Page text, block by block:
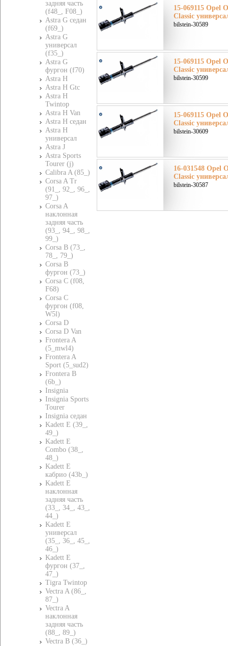
задняя часть
(f48_, F08_)
Astra G седан
(f69_)
Astra G
универсал
(f35_)
Astra G
фургон (f70)
Astra H
Astra H Gtc
Astra H
Twintop
Astra H Van
Astra H седан
Astra H
универсал
Astra J
Astra Sports
Tourer (j)
Calibra A (85_)
Corsa A Tr
(91_, 92_, 96_,
97_)
Corsa A
наклонная
задняя часть
(93_, 94_, 98_,
99_)
Corsa B (73_,
78_, 79_)
Corsa B
фургон (73_)
Corsa C (f08,
F68)
Corsa C
фургон (f08,
W5l)
Corsa D
Corsa D Van
Frontera A
(5_mwl4)
Frontera A
Sport (5_sud2)
Frontera B
(6b_)
Insignia
Insignia Sports
Tourer
Insignia седан
Kadett E (39_,
49_)
Kadett E
Combo (38_,
48_)
Kadett E
кабрио (43b_)
Kadett E
наклонная
задняя часть
(33_, 34_, 43_,
44_)
Kadett E
универсал
(35_, 36_, 45_,
46_)
Kadett E
фургон (37_,
47_)
Tigra Twintop
Vectra A (86_,
87_)
Vectra A
наклонная
задняя часть
(88_, 89_)
Vectra B (36_)
15-069115 Opel
Classic
bilstein-30589
15-069115 Opel
Classic
bilstein-30599
15-069115 Opel
Classic
bilstein-30609
16-031548 Opel
Classic
bilstein-30587